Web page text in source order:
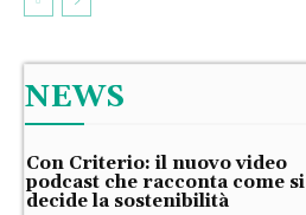
NEWS
Con Criterio: il nuovo video
podcast che racconta come si
decide la sostenibilità